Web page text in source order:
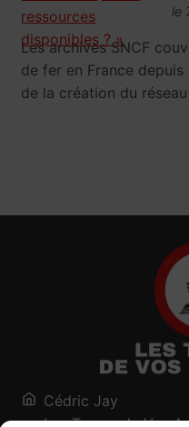
le
Les archives SNCF
de fer en France
de la création du réseau
Cédric Jay